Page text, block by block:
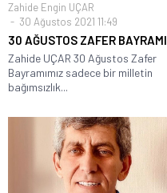
Zahide Engin UÇAR
30 Ağustos 2021 11:49
30 AĞUSTOS ZAFER BAYRAMI
Zahide UÇAR 30 Ağustos Zafer
Bayramımız sadece bir milletin
bağımsızlık...